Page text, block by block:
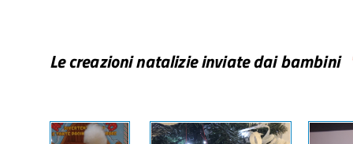
Le creazioni natalizie inviate dai bambini